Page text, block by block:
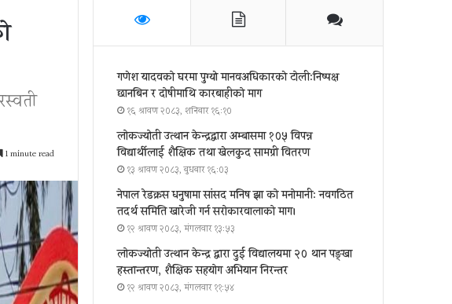
1 minute read
गणेश यादवको घरमा पुग्याे मानवअधिकारकाे टोली:निष्पक्ष
छानबिन र दोषीमाथि कारबाहीको माग
१६ श्रावण २०८३, शनिबार १६:१०
लोकज्योती उत्थान केन्द्रद्वारा अम्बासमा १०५ विपन्न
विद्यार्थीलाई शैक्षिक तथा खेलकुद सामग्री वितरण
१३ श्रावण २०८३, बुधबार १६:०३
नेपाल रेडक्रस धनुषामा सांसद मनिष झा को मनोमानी: नवगठित
तदर्थ समिति खारेजी गर्न सरोकारवालाको माग।
१२ श्रावण २०८३, मंगलवार १३:५३
लोकज्योती उत्थान केन्द्र द्वारा दुई विद्यालयमा २० थान पङ्खा
हस्तान्तरण, शैक्षिक सहयोग अभियान निरन्तर
१२ श्रावण २०८३, मंगलवार ११:५४